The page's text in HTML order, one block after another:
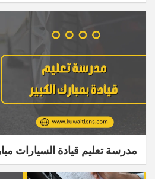
مدرسة تعليم قيادة السيارات مبارك